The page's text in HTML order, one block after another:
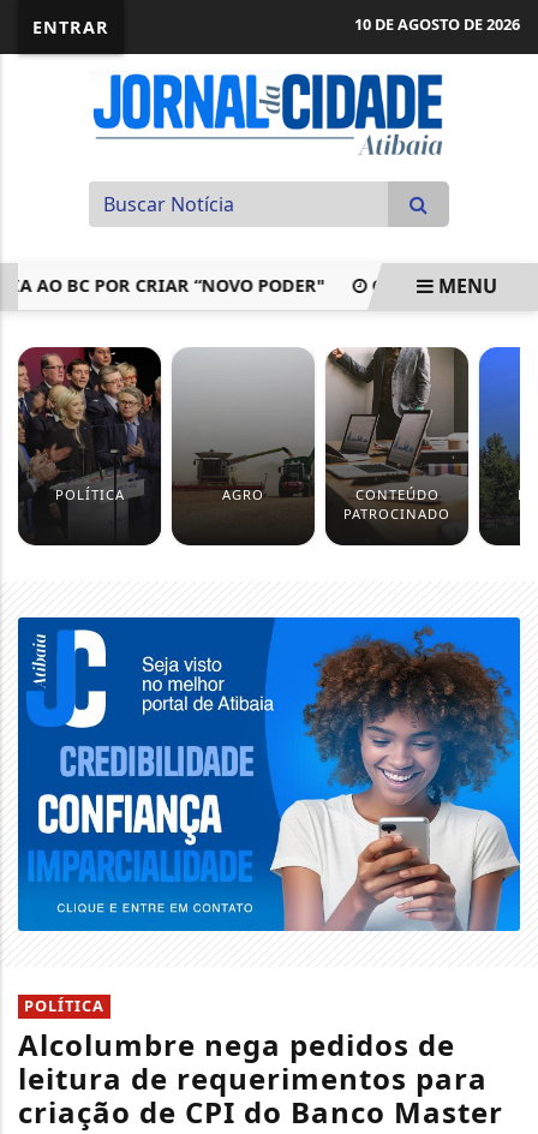
ENTRAR 10 DE AGOSTO DE 2026
BC POR CRIAR “NOVO PODER" GESTANTES JÁ PODEM
MENU
POLÍTICA AGRO
CONTEÚDO
PATROCINADO
POLÍTICA
Alcolumbre nega pedidos de
leitura de requerimentos para
criação de CPI do Banco Master